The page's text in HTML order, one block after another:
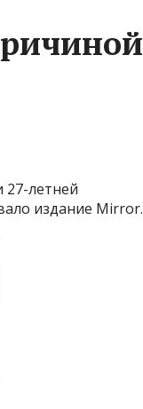
27-летней
издание Mirror.